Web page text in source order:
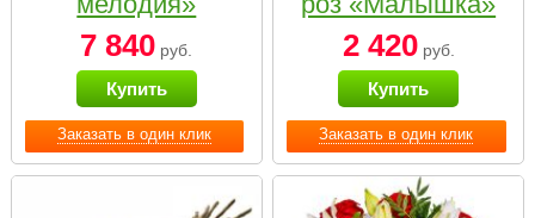
Заказать в один клик
7 840 руб.
Купить
Заказать в один клик
2 420руб.
Купить